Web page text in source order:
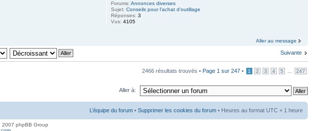
Forums: Annonces diverses
Sujet: Conseils pour l'achat d'outillage
Réponses: 3
Vus: 4105
Aller au message
Suivante
2466 résultats trouvés • Page 1 sur 247 • 1 2 3 4 5 247
Aller à:
L’équipe du forum • Supprimer les cookies du forum • Heures au format UTC + 1 heure
phpBB Group